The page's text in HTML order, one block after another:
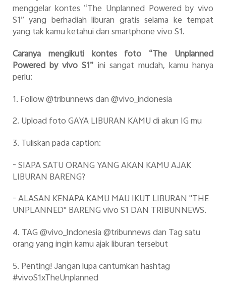
menggelar kontes “The Unplanned Powered by vivo
S1” yang berhadiah liburan gratis selama ke tempat
yang tak kamu ketahui dan smartphone vivo S1.
Caranya mengikuti kontes foto “The Unplanned
Powered by vivo S1” ini sangat mudah, kamu hanya
perlu:
1. Follow @tribunnews dan @vivo_indonesia
2. Upload foto GAYA LIBURAN KAMU di akun IG mu
3. Tuliskan pada caption:
- SIAPA SATU ORANG YANG AKAN KAMU AJAK
LIBURAN BARENG?
- ALASAN KENAPA KAMU MAU IKUT LIBURAN "THE
UNPLANNED" BARENG vivo S1 DAN TRIBUNNEWS.
4. TAG @vivo_Indonesia @tribunnews dan Tag satu
orang yang ingin kamu ajak liburan tersebut
5. Penting! Jangan lupa cantumkan hashtag
#vivoS1xTheUnplanned